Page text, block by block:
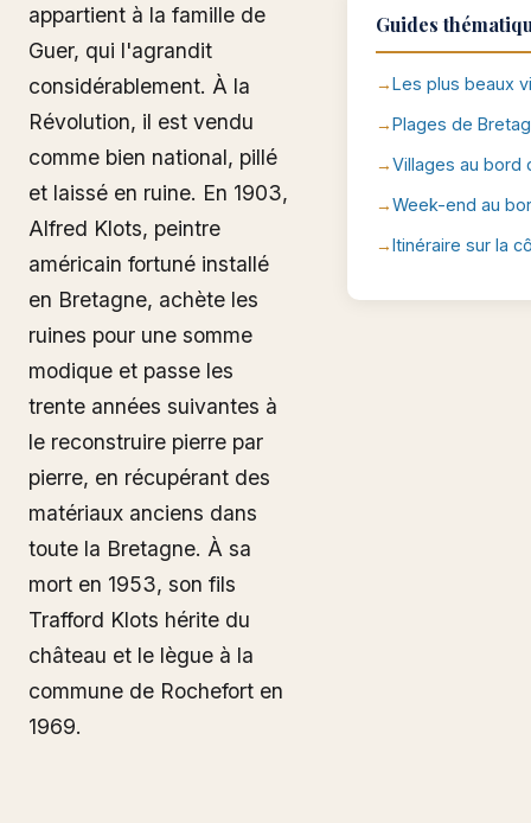
appartient à la famille de
Guer, qui l'agrandit
considérablement. À la
Révolution, il est vendu
comme bien national, pillé
et laissé en ruine. En 1903,
Alfred Klots, peintre
américain fortuné installé
en Bretagne, achète les
ruines pour une somme
modique et passe les
trente années suivantes à
le reconstruire pierre par
pierre, en récupérant des
matériaux anciens dans
toute la Bretagne. À sa
mort en 1953, son fils
Trafford Klots hérite du
château et le lègue à la
commune de Rochefort en
1969.
Guides
Les plus beaux
Plages de
Villages au bord
Week-end au
Itinéraire sur la